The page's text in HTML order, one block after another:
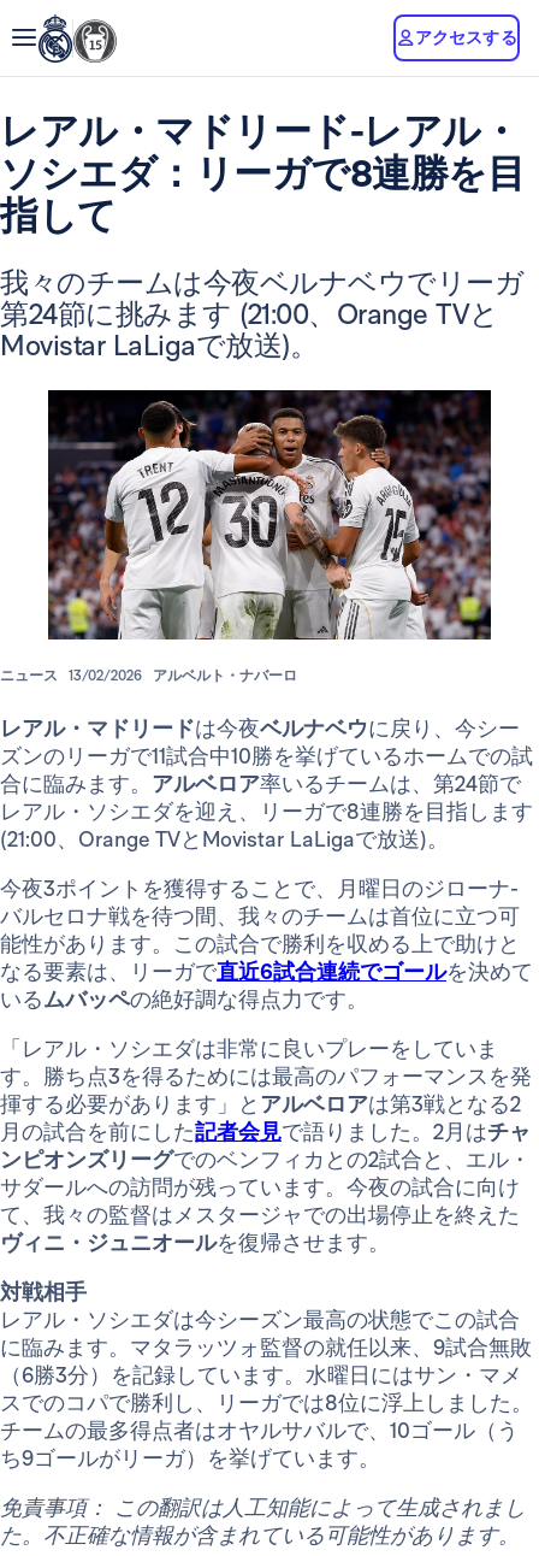
アクセスする
レアル・マドリード-レアル・
ソシエダ：リーガで8連勝を目
指して
我々のチームは今夜ベルナベウでリーガ
第24節に挑みます (21:00、Orange TVと
Movistar LaLigaで放送)。
ニュース 13/02/2026 アルベルト・ナバーロ
レアル・マドリードは今夜ベルナベウに戻り、今シー
ズンのリーガで11試合中10勝を挙げているホームでの試
合に臨みます。 アルベロア率いるチームは、第24節で
レアル・ソシエダを迎え、リーガで8連勝を目指します
(21:00、Orange TVとMovistar LaLigaで放送)。
今夜3ポイントを獲得することで、月曜日のジローナ-
バルセロナ戦を待つ間、我々のチームは首位に立つ可
能性があります。この試合で勝利を収める上で助けと
なる要素は、リーガで直近6試合連続でゴールを決めて
いるムバッペの絶好調な得点力です。
「レアル・ソシエダは非常に良いプレーをしていま
す。勝ち点3を得るためには最高のパフォーマンスを発
揮する必要があります」と アルベロアは第3戦となる2
月の試合を前にした記者会見で語りました。2月はチャ
ンピオンズリーグでのベンフィカとの2試合と、エル・
サダールへの訪問が残っています。今夜の試合に向け
て、我々の監督はメスタージャでの出場停止を終えた
ヴィニ・ジュニオールを復帰させます。
対戦相手
レアル・ソシエダは今シーズン最高の状態でこの試合
に臨みます。マタラッツォ監督の就任以来、9試合無敗
（6勝3分）を記録しています。水曜日にはサン・マメ
スでのコパで勝利し、リーガでは8位に浮上しました。
チームの最多得点者はオヤルサバルで、10ゴール（う
ち9ゴールがリーガ）を挙げています。
免責事項： この翻訳は人工知能によって生成されまし
た。不正確な情報が含まれている可能性があります。